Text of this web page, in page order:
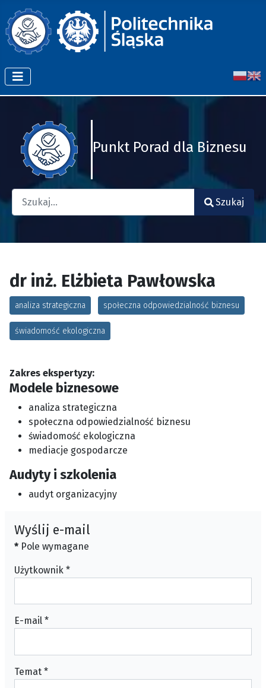
Punkt Porad dla Biznesu
Szukaj
dr inż. Elżbieta Pawłowska
analiza strategiczna społeczna odpowiedzialność biznesu
świadomość ekologiczna
Zakres ekspertyzy:
Modele biznesowe
analiza strategiczna
społeczna odpowiedzialność biznesu
świadomość ekologiczna
mediacje gospodarcze
Audyty i szkolenia
audyt organizacyjny
Wyślij e-mail
* Pole wymagane
Użytkownik *
E-mail *
Temat *